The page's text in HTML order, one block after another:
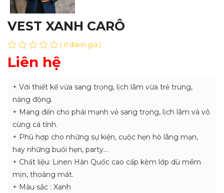
VEST XANH CARÔ
( 0 đánh giá )
Liên hệ
+ Với thiết kế vừa sang trọng, lịch lãm vừa trẻ trung,
năng động.
+ Mang đến cho phái mạnh vẻ sang trọng, lịch lãm và vô
cùng cá tính.
+ Phù hợp cho những sự kiện, cuộc hẹn hò lãng mạn,
hay những buổi hẹn, party…
+ Chất liệu: Linen Hàn Quốc cao cấp kèm lớp dù mềm
mịn, thoáng mát.
+ Màu sắc : Xanh